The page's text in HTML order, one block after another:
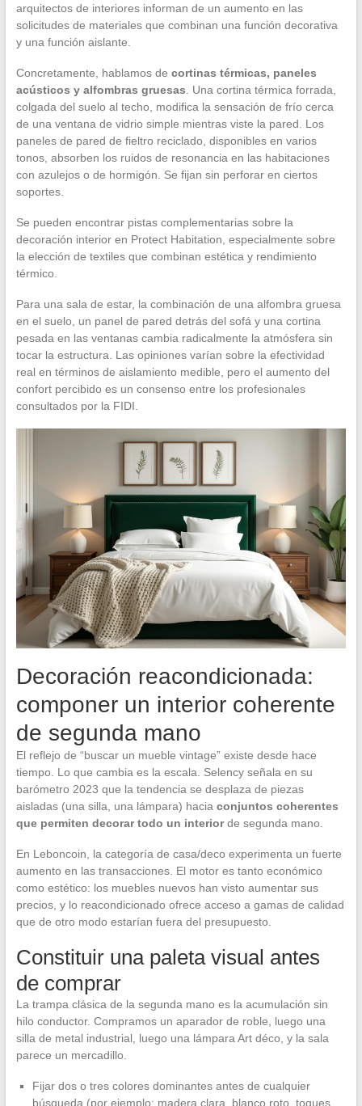
arquitectos de interiores informan de un aumento en las
solicitudes de materiales que combinan una función decorativa
y una función aislante.
Concretamente, hablamos de cortinas térmicas, paneles
acústicos y alfombras gruesas . Una cortina térmica forrada,
colgada del suelo al techo, modifica la sensación de frío cerca
de una ventana de vidrio simple mientras viste la pared. Los
paneles de pared de fieltro reciclado, disponibles en varios
tonos, absorben los ruidos de resonancia en las habitaciones
con azulejos o de hormigón. Se fijan sin perforar en ciertos
soportes.
Se pueden encontrar pistas complementarias sobre la
decoración interior en Protect Habitation, especialmente sobre
la elección de textiles que combinan estética y rendimiento
térmico.
Para una sala de estar, la combinación de una alfombra gruesa
en el suelo, un panel de pared detrás del sofá y una cortina
pesada en las ventanas cambia radicalmente la atmósfera sin
tocar la estructura. Las opiniones varían sobre la efectividad
real en términos de aislamiento medible, pero el aumento del
confort percibido es un consenso entre los profesionales
consultados por la FIDI.
Decoración reacondicionada:
componer un interior coherente
de segunda mano
El reflejo de “buscar un mueble vintage” existe desde hace
tiempo. Lo que cambia es la escala. Selency señala en su
barómetro 2023 que la tendencia se desplaza de piezas
aisladas (una silla, una lámpara) hacia conjuntos coherentes
que permiten decorar todo un interiorde segunda mano.
En Leboncoin, la categoría de casa/deco experimenta un fuerte
aumento en las transacciones. El motor es tanto económico
como estético: los muebles nuevos han visto aumentar sus
precios, y lo reacondicionado ofrece acceso a gamas de calidad
que de otro modo estarían fuera del presupuesto.
Constituir una paleta visual antes
de comprar
La trampa clásica de la segunda mano es la acumulación sin
hilo conductor. Compramos un aparador de roble, luego una
silla de metal industrial, luego una lámpara Art déco, y la sala
parece un mercadillo.
Fijar dos o tres colores dominantes antes de cualquier
búsqueda (por ejemplo: madera clara, blanco roto, toques